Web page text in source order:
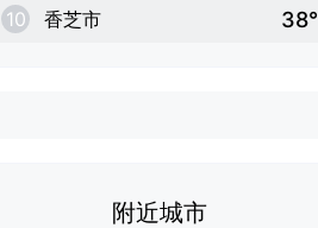
10 香芝市 38°
附近城市